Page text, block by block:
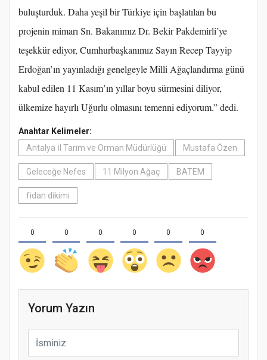
buluşturduk. Daha yeşil bir Türkiye için başlatılan bu
projenin mimarı Sn. Bakanımız Dr. Bekir Pakdemirli’ye
teşekkür ediyor, Cumhurbaşkanımız Sayın Recep Tayyip
Erdoğan’ın yayınladığı genelgeyle Milli Ağaçlandırma günü
kabul edilen 11 Kasım’ın yıllar boyu sürmesini diliyor,
ülkemize hayırlı Uğurlu olmasını temenni ediyorum.” dedi.
Anahtar Kelimeler:
Antalya İl Tarım ve Orman Müdürlüğü
Mustafa Özen
Geleceğe Nefes 11 Milyon Ağaç BATEM
fidan dikimi
0 0 0 0 0 0
Yorum Yazın